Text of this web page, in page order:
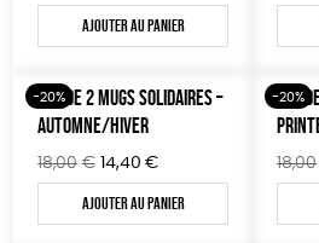
prix
initial
8,00€.
prix
actuel
4,00€.
Ajouter au panier
-20%
LOT DE 2 MUGS SOLIDAIRES –
AUTOMNE/HIVER
18,00 € Le
prix
initial
14,40 €Le
prix
actuel
Ajouter au panier
-20%
LOT
18,00